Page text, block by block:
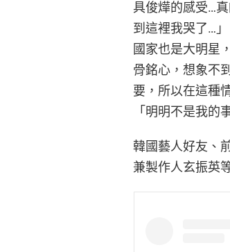
具俊燁的感受…
到這裡我哭了…
國家也是大明星
骨銘心，想象不
要，所以在這種
「明明不是我的
韓國藝人好友、
兼製作人玄振英